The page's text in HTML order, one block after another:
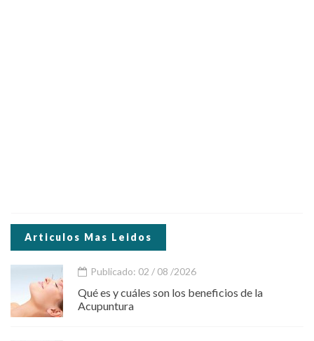
Articulos Mas Leidos
Publicado: 02 / 08 /2026
Qué es y cuáles son los beneficios de la
Acupuntura